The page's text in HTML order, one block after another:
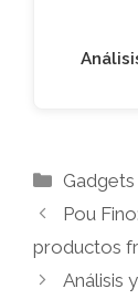
Pou
productos
Análisis